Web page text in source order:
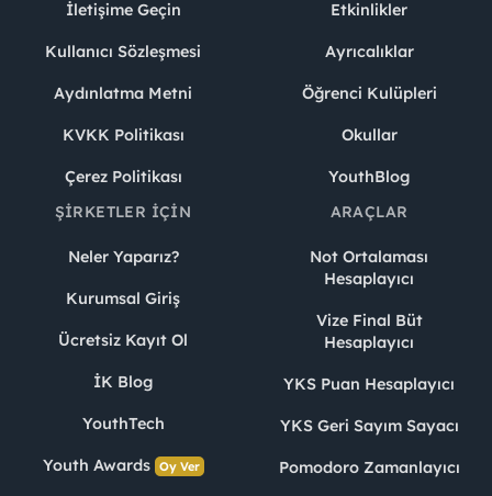
İletişime Geçin
Kullanıcı Sözleşmesi
Aydınlatma Metni
KVKK Politikası
Çerez Politikası
Etkinlikler
Ayrıcalıklar
Öğrenci Kulüpleri
Okullar
YouthBlog
ŞIRKETLER İÇIN
Neler Yaparız?
Kurumsal Giriş
Ücretsiz Kayıt Ol
İK Blog
YouthTech
Youth Awards Oy Ver
ARAÇLAR
Not Ortalaması
Hesaplayıcı
Vize Final Büt
Hesaplayıcı
YKS Puan Hesaplayıcı
YKS Geri Sayım Sayacı
Pomodoro Zamanlayıcı